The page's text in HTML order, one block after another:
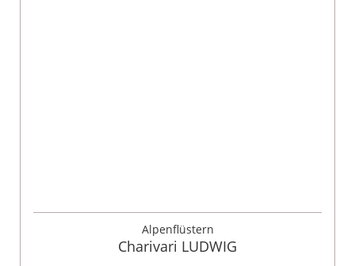
Alpenflüstern
Charivari LUDWIG